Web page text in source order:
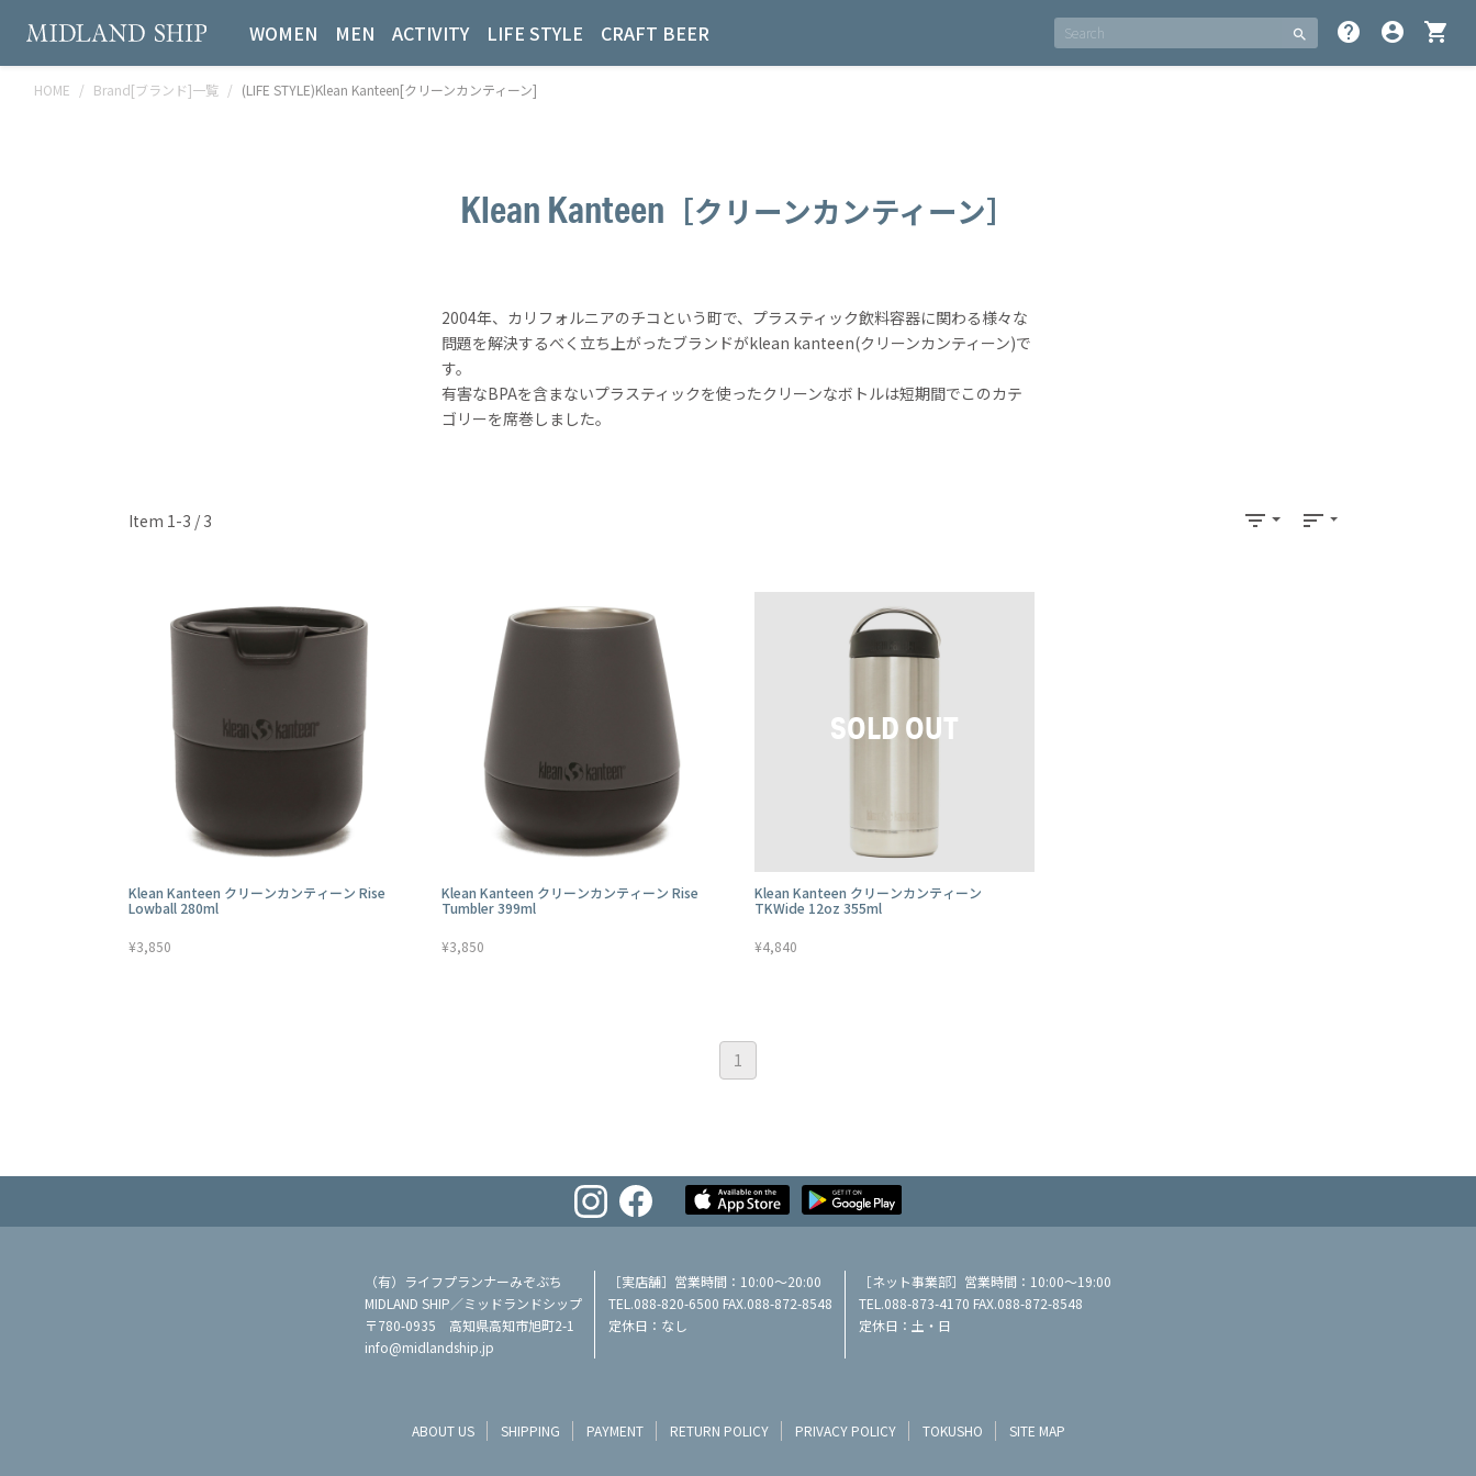
search help account_circle shopping_cart
WOMEN MEN ACTIVITY LIFE STYLE CRAFT BEER
HOME Brand[ブランド]一覧 (LIFE STYLE)Klean Kanteen[クリーンカンティーン]
Klean Kanteen ［クリーンカンティーン］
2004年、カリフォルニアのチコという町で、プラスティック飲料容器に関わる様々な
問題を解決するべく立ち上がったブランドがklean kanteen(クリーンカンティーン)で
す。
有害なBPAを含まないプラスティックを使ったクリーンなボトルは短期間でこのカテ
ゴリーを席巻しました。
Item 1-3 / 3 filter_list sort
Klean Kanteen クリーンカンティーン Rise
Lowball 280ml
¥3,850
Klean Kanteen クリーンカンティーン Rise
Tumbler 399ml
¥3,850
Klean Kanteen クリーンカンティーン
TKWide 12oz 355ml
¥4,840
1
（有）ライフプランナーみぞぶち
MIDLAND SHIP／ミッドランドシップ
〒780-0935 高知県高知市旭町2-1
info@midlandship.jp
［実店舗］営業時間：10:00～20:00
TEL.088-820-6500 FAX.088-872-8548
定休日：なし
［ネット事業部］営業時間：10:00～19:00
TEL.088-873-4170 FAX.088-872-8548
定休日：土・日
ABOUT US SHIPPING PAYMENT RETURN POLICY PRIVACY POLICY TOKUSHO SITE MAP